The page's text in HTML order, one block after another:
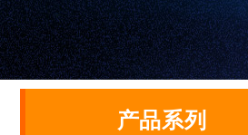
产品系列